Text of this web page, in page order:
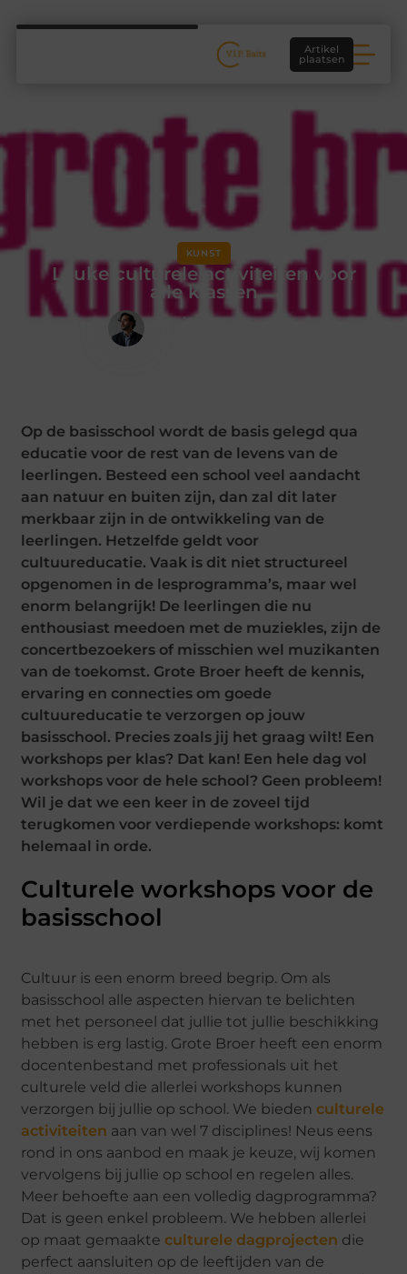
Artikel
plaatsen
KUNST
Leuke culturele activiteiten voor
alle klassen
Samir Blom
Op de basisschool wordt de basis gelegd qua
educatie voor de rest van de levens van de
leerlingen. Besteed een school veel aandacht
aan natuur en buiten zijn, dan zal dit later
merkbaar zijn in de ontwikkeling van de
leerlingen. Hetzelfde geldt voor
cultuureducatie. Vaak is dit niet structureel
opgenomen in de lesprogramma’s, maar wel
enorm belangrijk! De leerlingen die nu
enthousiast meedoen met de muziekles, zijn de
concertbezoekers of misschien wel muzikanten
van de toekomst. Grote Broer heeft de kennis,
ervaring en connecties om goede
cultuureducatie te verzorgen op jouw
basisschool. Precies zoals jij het graag wilt! Een
workshops per klas? Dat kan! Een hele dag vol
workshops voor de hele school? Geen probleem!
Wil je dat we een keer in de zoveel tijd
terugkomen voor verdiepende workshops: komt
helemaal in orde.
Culturele workshops voor de
basisschool
Cultuur is een enorm breed begrip. Om als
basisschool alle aspecten hiervan te belichten
met het personeel dat jullie tot jullie beschikking
hebben is erg lastig. Grote Broer heeft een enorm
docentenbestand met professionals uit het
culturele veld die allerlei workshops kunnen
verzorgen bij jullie op school. We biedenculturele
activiteiten aan van wel 7 disciplines! Neus eens
rond in ons aanbod en maak je keuze, wij komen
vervolgens bij jullie op school en regelen alles.
Meer behoefte aan een volledig dagprogramma?
Dat is geen enkel probleem. We hebben allerlei
op maat gemaakteculturele dagprojecten die
perfect aansluiten op de leeftijden van de